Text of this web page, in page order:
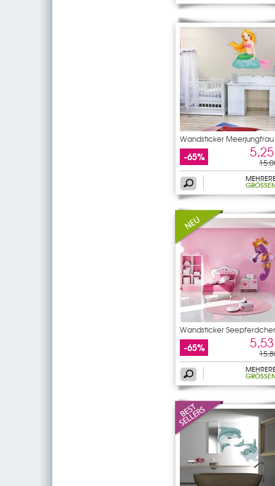
Wandsticker Meerjungfrau
-65%
GRÖSSEN
Wandsticker
-65%
GRÖSSEN